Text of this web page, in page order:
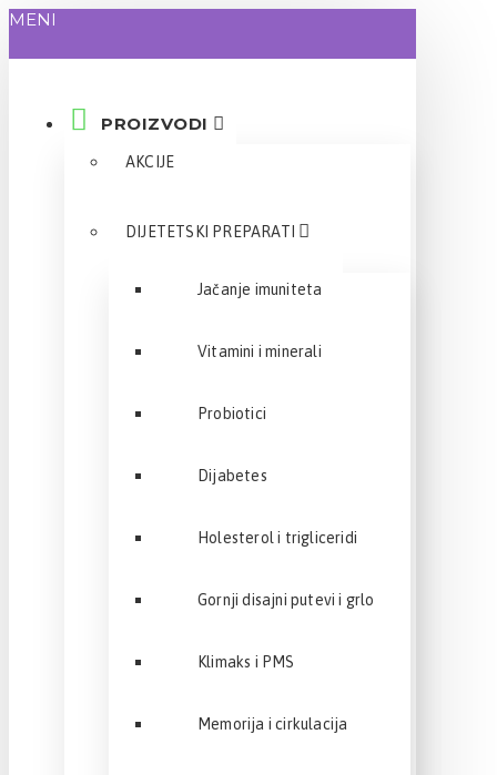
MENI
PROIZVODI
AKCIJE
DIJETETSKI PREPARATI
Jačanje imuniteta
Vitamini i minerali
Probiotici
Dijabetes
Holesterol i trigliceridi
Gornji disajni putevi i grlo
Klimaks i PMS
Memorija i cirkulacija